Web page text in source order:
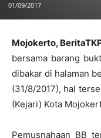
01/09/2017
Mojokerto,
bersama barang
dibakar di halaman
(31/8/2017), hal
(Kejari) Kota
Pemusnahaan BB